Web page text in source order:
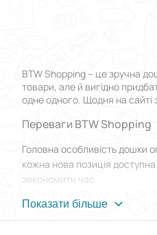
BTW Shopping – це зручна
товари, але й вигідно
одне одного. Щодня на сайті
Переваги BTW Shopping
Головна особливість дошки
кожна нова позиція
зекономити час.
Для новачків передбачений
максимально просто: навіть
Показати більше